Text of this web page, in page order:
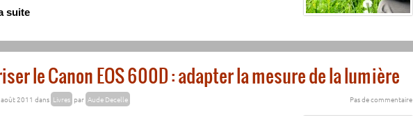
suite
le Canon EOS 600D : adapter la mesure de la lumière
2011 dans Livres par Aude Decelle Pas de commentaire